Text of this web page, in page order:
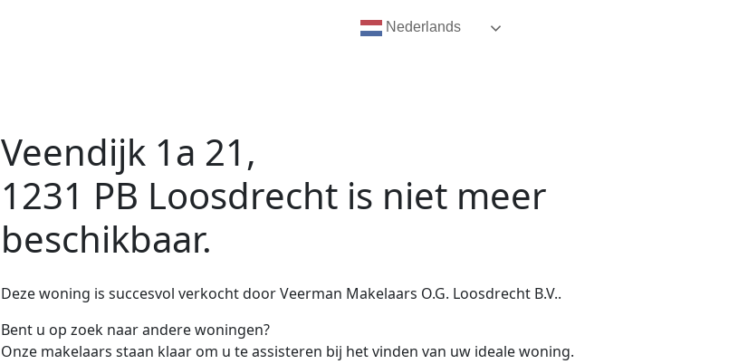
Veendijk 1a 21,
1231 PB Loosdrecht is niet meer
beschikbaar.
Deze woning is succesvol verkocht door Veerman Makelaars O.G. Loosdrecht B.V..
Bent u op zoek naar andere woningen?
Onze makelaars staan klaar om u te assisteren bij het vinden van uw ideale woning.
Nederlands